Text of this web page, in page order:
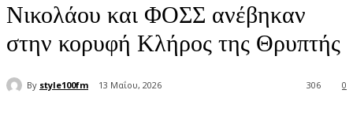
Νικολάου και ΦΟΣΣ ανέβηκαν
στην κορυφή Κλήρος της Θρυπτής
By style100fm 13 Μαΐου, 2026 0
306